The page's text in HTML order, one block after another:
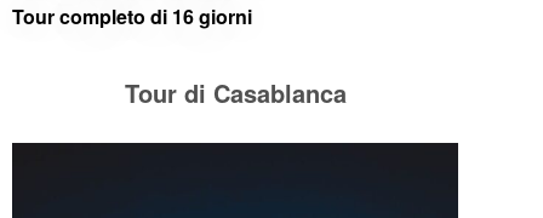
Tour completo di 16 giorni
Tour di Casablanca